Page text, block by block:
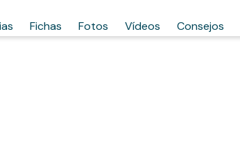
Fichas Fotos Vídeos Consejos